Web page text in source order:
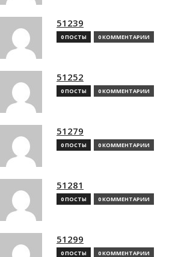
51239
0 ПОСТЫ 0 КОММЕНТАРИИ
51252
0 ПОСТЫ 0 КОММЕНТАРИИ
51279
0 ПОСТЫ 0 КОММЕНТАРИИ
51281
0 ПОСТЫ 0 КОММЕНТАРИИ
51299
0 ПОСТЫ 0 КОММЕНТАРИИ